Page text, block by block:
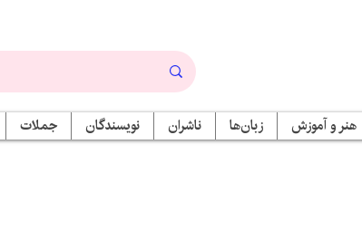
هنر و آموزش زبان‌ها ناشران نویسندگان جملات